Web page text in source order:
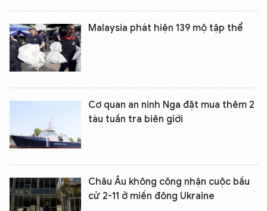
Malaysia phát hiện 139 mộ tập thể
Cơ quan an ninh Nga đặt mua thêm 2
tàu tuần tra biên giới
Châu Âu không công nhận cuộc bầu
cử 2-11 ở miền đông Ukraine